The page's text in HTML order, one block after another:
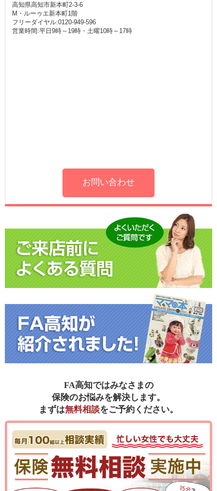
高知県高知市新本町2-3-6
M・ルーゥエ新本町1階
フリーダイヤル:0120-949-596
営業時間:平日9時～19時・土曜10時～17時
お問い合わせ
FA高知ではみなさまの
保険のお悩みを解決します。
まずは無料相談をご予約ください。